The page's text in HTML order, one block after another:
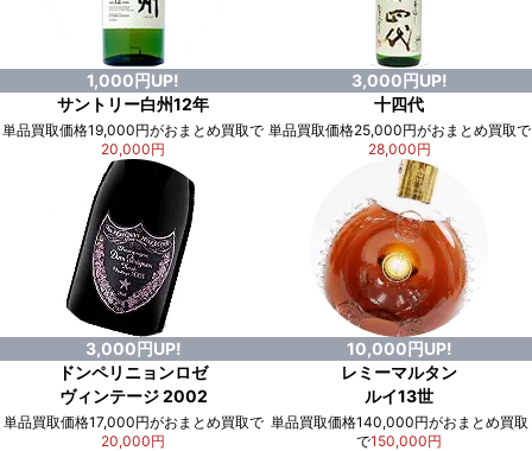
1,000円UP!
サントリー白州12年
単品買取価格19,000円がおまとめ買取で
20,000円
3,000円UP!
十四代
単品買取価格25,000円がおまとめ買取で
28,000円
3,000円UP!
ドンペリニョンロゼ
ヴィンテージ 2002
単品買取価格17,000円がおまとめ買取で
20,000円
10,000円UP!
レミーマルタン
ルイ13世
単品買取価格140,000円がおまとめ買取
で150,000円